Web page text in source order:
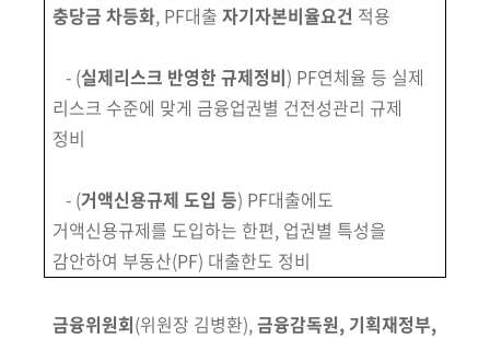
충당금 차등화, PF대출 자기자본비율요건 적용
- (실제리스크 반영한 규제정비) PF연체율 등 실제
리스크 수준에 맞게 금융업권별 건전성관리 규제
정비
- (거액신용규제 도입 등) PF대출에도
거액신용규제를 도입하는 한편, 업권별 특성을
감안하여 부동산(PF) 대출한도 정비
금융위원회(위원장 김병환),금융감독원, 기획재정부,